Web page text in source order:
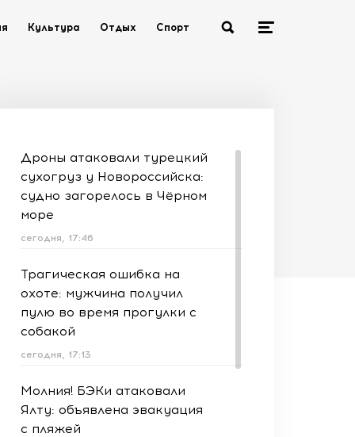
Культура Отдых Спорт
Дроны атаковали турецкий
сухогруз у Новороссийска:
судно загорелось в Чёрном
море
сегодня, 17:46
Трагическая ошибка на
охоте: мужчина получил
пулю во время прогулки с
собакой
сегодня, 17:13
Молния! БЭКи атаковали
Ялту: объявлена эвакуация
с пляжей